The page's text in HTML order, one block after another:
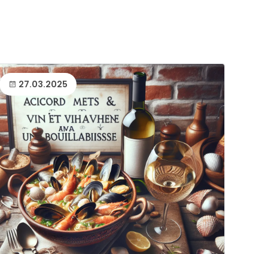
27.03.2025